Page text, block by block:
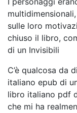
sulle loro
chiuso il libro,
di un Invisibili
C’è qualcosa da
italiano epub di
libro italiano pdf
che mi ha